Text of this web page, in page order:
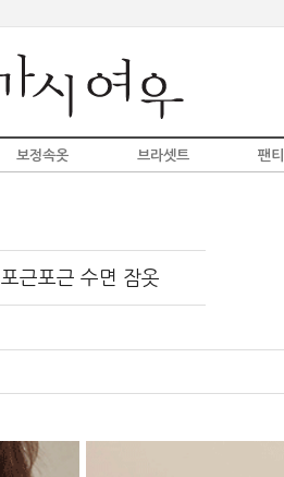
보정속옷 브라셋트 팬티
포근포근 수면 잠옷